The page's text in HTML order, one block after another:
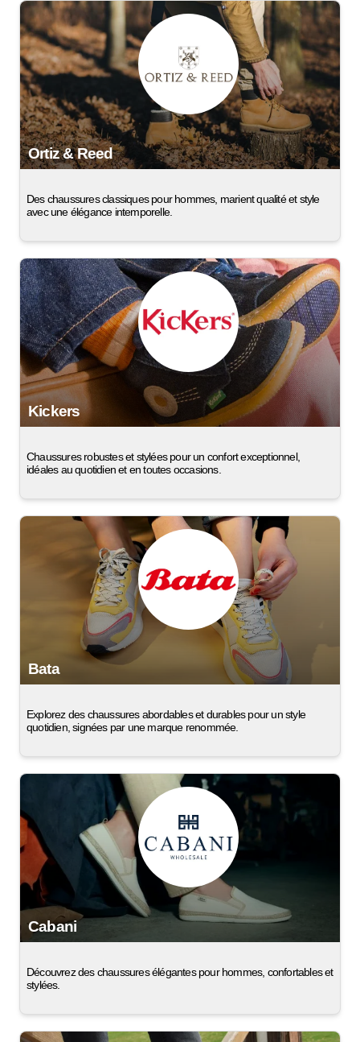
Ortiz & Reed
Des chaussures classiques pour hommes, marient qualité et style
avec une élégance intemporelle.
Kickers
Chaussures robustes et stylées pour un confort exceptionnel,
idéales au quotidien et en toutes occasions.
Bata
Explorez des chaussures abordables et durables pour un style
quotidien, signées par une marque renommée.
Cabani
Découvrez des chaussures élégantes pour hommes, confortables et
stylées.